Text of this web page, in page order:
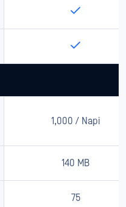
1,000 / Napi
140 MB
75